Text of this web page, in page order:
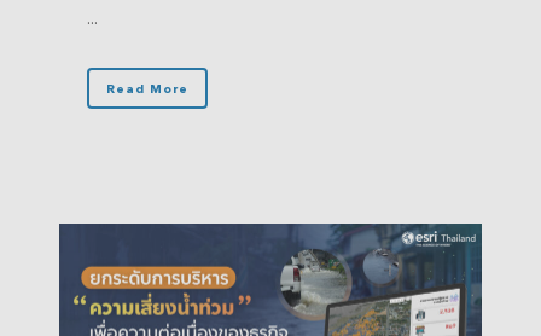
...
Read More